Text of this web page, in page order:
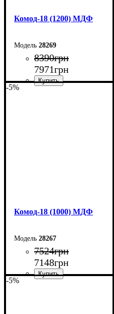
Комод-18 (1200) МДФ
28269
8390грн
7971грн
-5%
Комод-18 (1000) МДФ
28267
7524грн
7148грн
-5%